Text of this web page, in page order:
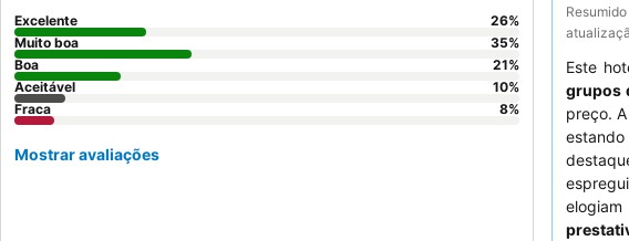
Este
grupos
preço.
Excelente 26%
Muito boa
35%
Boa
21%
Aceitável
10%
Fraca
8%
Mostrar avaliações